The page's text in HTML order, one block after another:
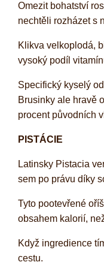
Omezit bohatství
nechtěli rozházet s
Klikva velkoplodá,
vysoký podíl
Specifický kyselý
Brusinky ale hravě
procent původních
PISTÁCIE
Latinsky Pistacia
sem po právu díky
Tyto pootevřené
obsahem kalorií,
Když ingredience
cestu.